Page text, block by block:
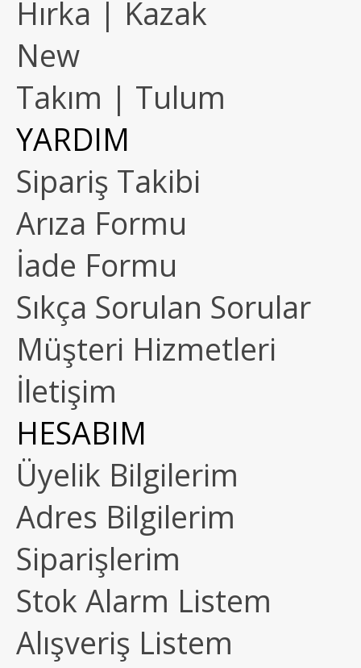
Hırka | Kazak
New
Takım | Tulum
YARDIM
Sipariş Takibi
Arıza Formu
İade Formu
Sıkça Sorulan Sorular
Müşteri Hizmetleri
İletişim
HESABIM
Üyelik Bilgilerim
Adres Bilgilerim
Siparişlerim
Stok Alarm Listem
Alışveriş Listem